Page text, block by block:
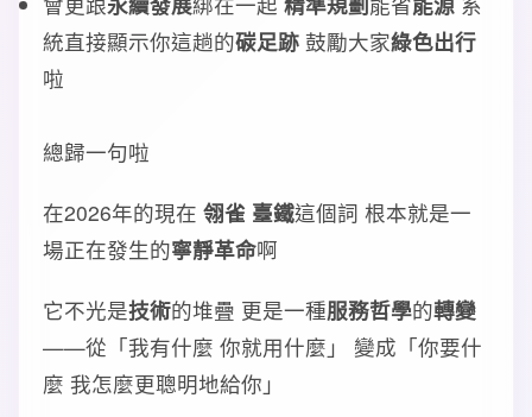
統直接顯示你這趟的碳足跡 鼓勵大家綠色出行
啦
總歸一句啦
在2026年的現在 翎雀 臺鐵這個詞 根本就是一
場正在發生的寧靜革命啊
它不光是技術的堆疊 更是一種服務哲學的轉變
——從「我有什麼 你就用什麼」 變成「你要什
麼 我怎麼更聰明地給你」